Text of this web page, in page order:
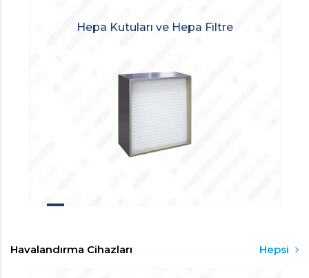
Hepa Kutuları ve Hepa Filtre
Havalandırma Cihazları Hepsi